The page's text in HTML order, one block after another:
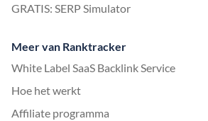
GRATIS: SERP Simulator
Meer van Ranktracker
White Label SaaS Backlink Service
Hoe het werkt
Affiliate programma